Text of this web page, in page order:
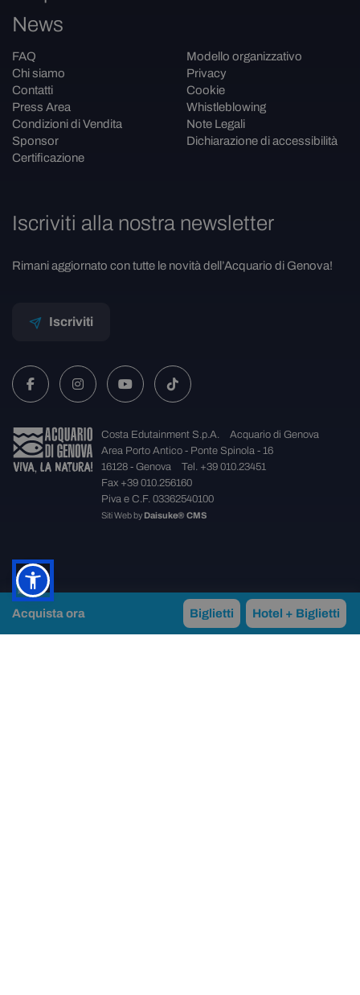
News
FAQ
Chi siamo
Contatti
Press Area
Condizioni di Vendita
Sponsor
Certificazione
Modello organizzativo
Privacy
Cookie
Whistleblowing
Note Legali
Dichiarazione di accessibilità
Iscriviti alla nostra newsletter
Rimani aggiornato con tutte le novità dell’Acquario di Genova!
Iscriviti
Costa Edutainment S.p.A.
Acquario di Genova
Area Porto Antico - Ponte Spinola - 16
16128 - Genova
Tel. +39 010.23451
Fax +39 010.256160
Piva e C.F. 03362540100
Siti Webby Daisuke® CMS
Acquista ora Biglietti Hotel + Biglietti